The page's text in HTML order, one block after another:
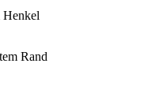
Henkel